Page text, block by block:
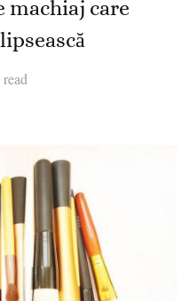
machiaj care